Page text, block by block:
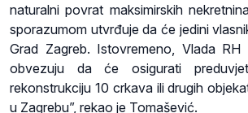
naturalni povrat maksimirskih
sporazumom utvrđuje da će jedini
Grad Zagreb. Istovremeno, Vlada
obvezuju da će osigurati
rekonstrukciju 10 crkava ili drugih
u Zagrebu”, rekao je Tomašević.